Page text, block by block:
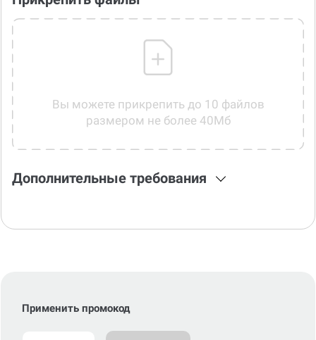
Вы можете прикрепить до 10 файлов
размером не более 40Мб
Дополнительные требования
Применить промокод